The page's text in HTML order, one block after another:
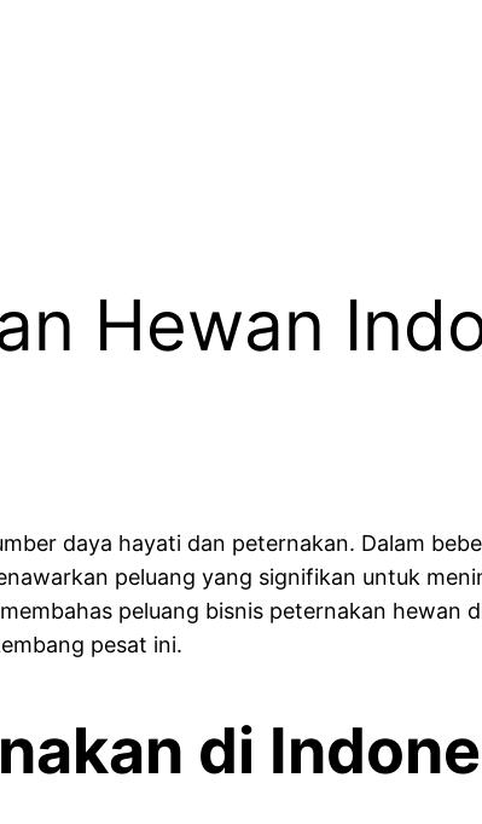
Hewan
daya hayati dan peternakan. Dalam
peluang yang signifikan untuk
peluang bisnis peternakan hewan
pesat ini.
di